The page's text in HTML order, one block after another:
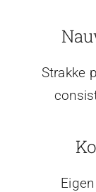
Strakke